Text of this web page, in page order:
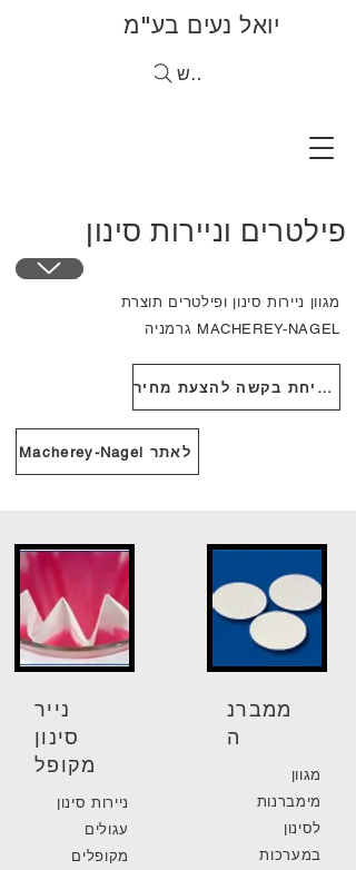
יואל נעים בע"מ
חיפוש
פילטרים וניירות סינון
מגוון ניירות סינון ופילטרים תוצרת
MACHEREY-NAGEL גרמניה
לשליחת בקשה להצעת מחיר
Macherey-Nagel לאתר
ממברנ
ה
מגוון
מימברנות
לסינון
במערכות
נייר
סינון
מקופל
ניירות סינון
עגולים
מקופלים